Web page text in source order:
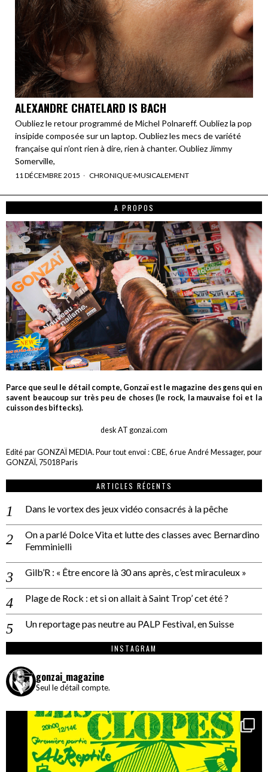
ALEXANDRE CHATELARD IS BACH
Oubliez le retour programmé de Michel Polnareff. Oubliez la pop
insipide composée sur un laptop. Oubliez les mecs de variété
française qui n’ont rien à dire, rien à chanter. Oubliez Jimmy
Somerville,
11 DÉCEMBRE 2015 CHRONIQUE·MUSICALEMENT
A PROPOS
Parce que seul le détail compte, Gonzaï est le magazine des gens qui en
savent beaucoup sur très peu de choses (le rock, la mauvaise foi et la
cuisson des biftecks).
desk AT gonzai.com
Edité par GONZAÏ MEDIA. Pour tout envoi : CBE, 6 rue André Messager, pour
GONZAÏ, 75018 Paris
ARTICLES RÉCENTS
Dans le vortex des jeux vidéo consacrés à la pêche
On a parlé Dolce Vita et lutte des classes avec Bernardino
Femminielli
Gilb’R : « Être encore là 30 ans après, c’est miraculeux »
Plage de Rock : et si on allait à Saint Trop’ cet été ?
Un reportage pas neutre au PALP Festival, en Suisse
INSTAGRAM
gonzai_magazine
Seul le détail compte.